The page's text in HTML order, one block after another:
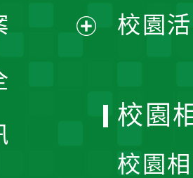
單
校園
校園
校園